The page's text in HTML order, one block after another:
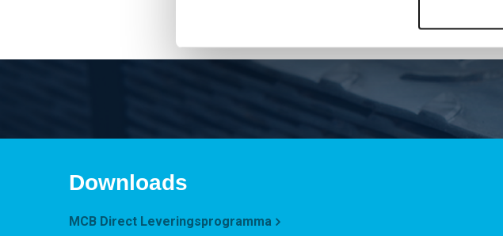
Downloads
MCB Direct Leveringsprogramma